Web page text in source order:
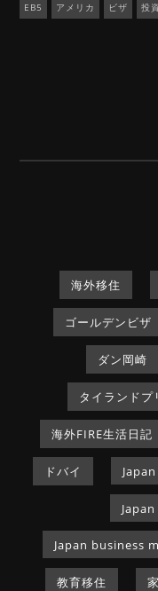
EB5 アメリカ ビザ 投
海外移住
ゴールデンビザ
ダン岡崎
タイランドプ
海外FIRE生活日記
ドバイ
Japan business
教育移住